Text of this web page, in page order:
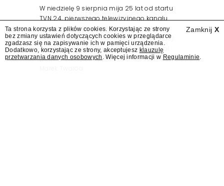
W niedzielę 9 sierpnia mija 25 lat od startu
TVN 24, pierwszego telewizyjnego kanału
informacyjnego w Polsce. Na ten dzień
zaplanowano finał urodzinowej trasy stacji
"Jesteśmy stąd". 25 lat TVN 24 dla Press.pl
podsumowują Jarosław Kuźniar, Tomasz Lis i
Zamknij X
Ta strona korzysta z plików cookies. Korzystając ze strony
bez zmiany ustawień dotyczących cookies w przeglądarce
zgadzasz się na zapisywanie ich w pamięci urządzenia.
Dodatkowo, korzystając ze strony, akceptujesz klauzulę
przetwarzania danych osobowych . Więcej informacji w Regulaminie.